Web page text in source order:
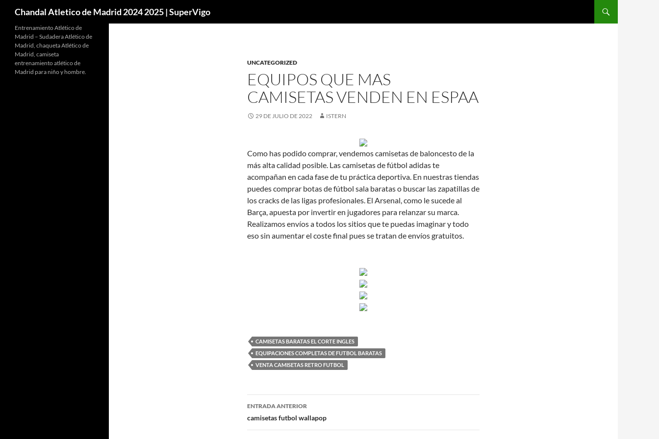
Chandal Atletico de Madrid 2024 2025 | SuperVigo
UNCATEGORIZED
EQUIPOS QUE MAS
CAMISETAS VENDEN EN ESPAA
29 DE JULIO DE 2022 ISTERN
Como has podido comprar, vendemos camisetas de baloncesto de la
más alta calidad posible. Las camisetas de fútbol adidas te
acompañan en cada fase de tu práctica deportiva. En nuestras tiendas
puedes comprar botas de fútbol sala baratas o buscar las zapatillas de
los cracks de las ligas profesionales. El Arsenal, como le sucede al
Barça, apuesta por invertir en jugadores para relanzar su marca.
Realizamos envíos a todos los sitios que te puedas imaginar y todo
eso sin aumentar el coste final pues se tratan de envíos gratuitos.
CAMISETAS BARATAS EL CORTE INGLES
EQUIPACIONES COMPLETAS DE FUTBOL BARATAS
VENTA CAMISETAS RETRO FUTBOL
Navegación
de
ENTRADA ANTERIOR
camisetas futbol wallapop
Entrenamiento Atlético de
Madrid – Sudadera Atlético de
Madrid, chaqueta Atlético de
Madrid, camiseta
entrenamiento atlético de
Madrid para niño y hombre.